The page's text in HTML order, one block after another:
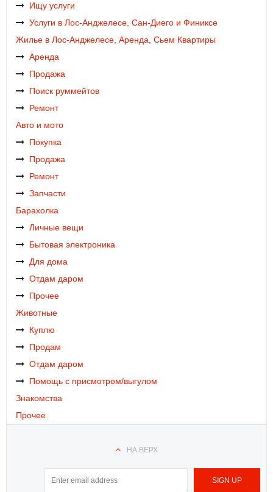
Ищу услуги
Услуги в Лос-Анджелесе, Сан-Диего и Финиксе
Жилье в Лос-Анджелесе, Аренда, Сьем Квартиры
Аренда
Продажа
Поиск руммейтов
Ремонт
Авто и мото
Покупка
Продажа
Ремонт
Запчасти
Барахолка
Личные вещи
Бытовая электроника
Для дома
Отдам даром
Прочее
Животные
Куплю
Продам
Отдам даром
Помощь с присмотром/выгулом
Знакомства
Прочее
НА ВЕРХ